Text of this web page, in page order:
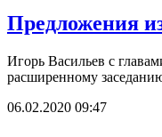
Предложения
Игорь Васильев с
расширенному
06.02.2020 09:47